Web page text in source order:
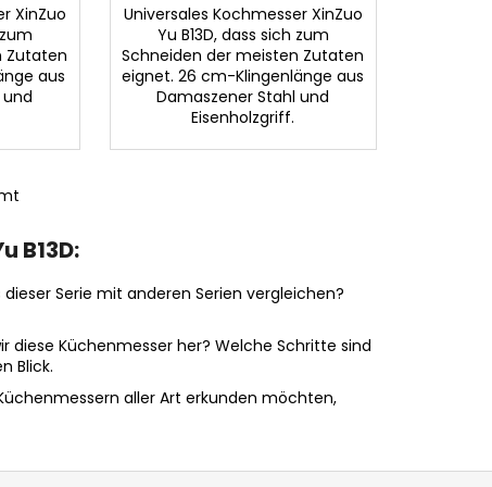
XinZuo
Zutaten
aus
Universales Kochmesser XinZuo
Yu B13D, dass sich zum
Schneiden der meisten Zutaten
eignet. 26 cm-Klingenlänge aus
Damaszener Stahl und
Eisenholzgriff.
B13D:
Serie mit anderen Serien vergleichen?
diese Küchenmesser her? Welche Schritte sind
Blick.
aller Art erkunden möchten,